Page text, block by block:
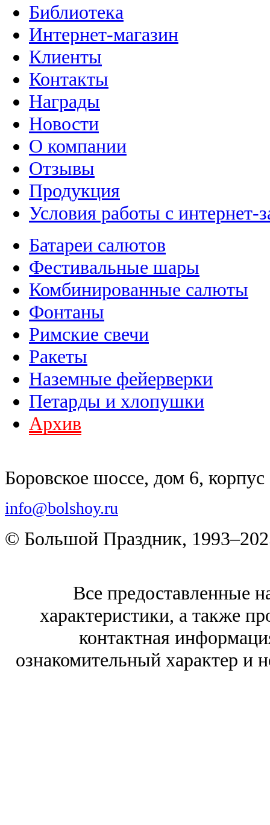
Библиотека
Интернет-магазин
Клиенты
Контакты
Награды
Новости
О компании
Отзывы
Продукция
Условия работы с интернет-
Батареи салютов
Фестивальные шары
Комбинированные салюты
Фонтаны
Римские свечи
Ракеты
Наземные фейерверки
Петарды и хлопушки
Архив
Боровское шоссе, дом 6, корпус
info@bolshoy.ru
© Большой Праздник,
Все предоставленные
характеристики, а также
контактная
ознакомительный характер и